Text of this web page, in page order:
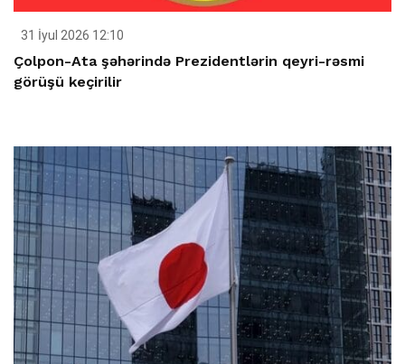
31 İyul 2026 12:10
Çolpon-Ata şəhərində Prezidentlərin qeyri-rəsmi
görüşü keçirilir